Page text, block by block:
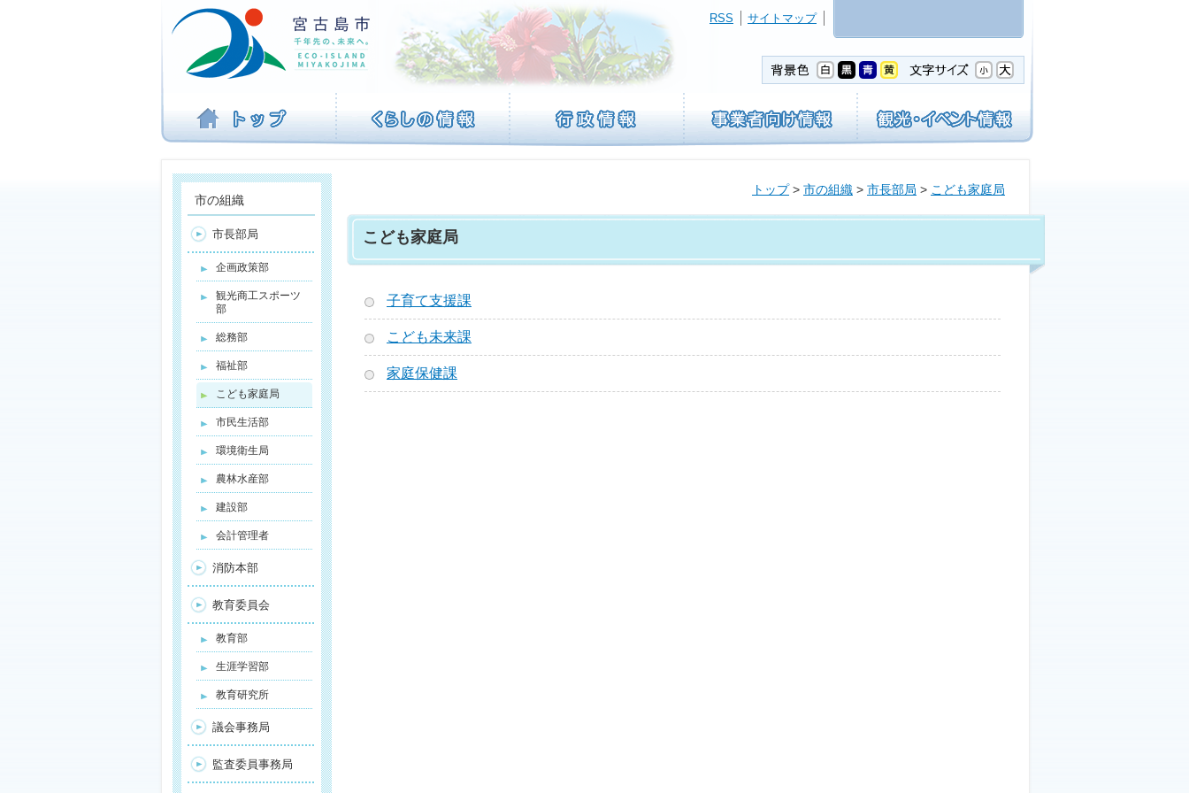
ビ
を
ば
す
サイトマップ
RSS
トップ> 市の組織 > 市長部局 > こども家庭局
こども家庭局
子育て支援課
こども未来課
家庭保健課
市の組織
市長部局
企画政策部
観光商工スポーツ
部
総務部
福祉部
こども家庭局
市民生活部
環境衛生局
農林水産部
建設部
会計管理者
消防本部
教育委員会
教育部
生涯学習部
教育研究所
議会事務局
監査委員事務局